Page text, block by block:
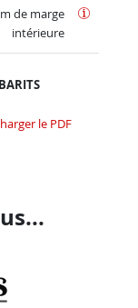
de marge
intérieure
le PDF